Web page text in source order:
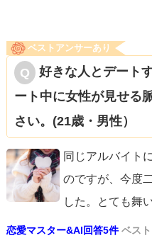
ベストアンサーあり
好きな人とデート
ート中に女性が見せる
さい。(21歳・男性）
同じアルバイト
のですが、今度
した。とても舞
恋愛マスター&AI回答5件 ベス